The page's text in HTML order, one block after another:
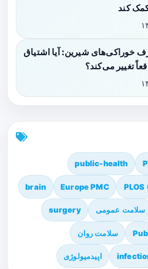
کند
خوراکی‌های شیرین: آیا اشتیاق
تغییر می‌کند؟
public-health
PLOS
Europe PMC
brain
سلامت عمومی surgery
سلامت روان
اپیدمیولوژی